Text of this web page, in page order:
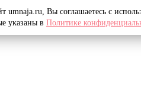
umnaja.ru, Вы соглашаетесь с
указаны в Политике